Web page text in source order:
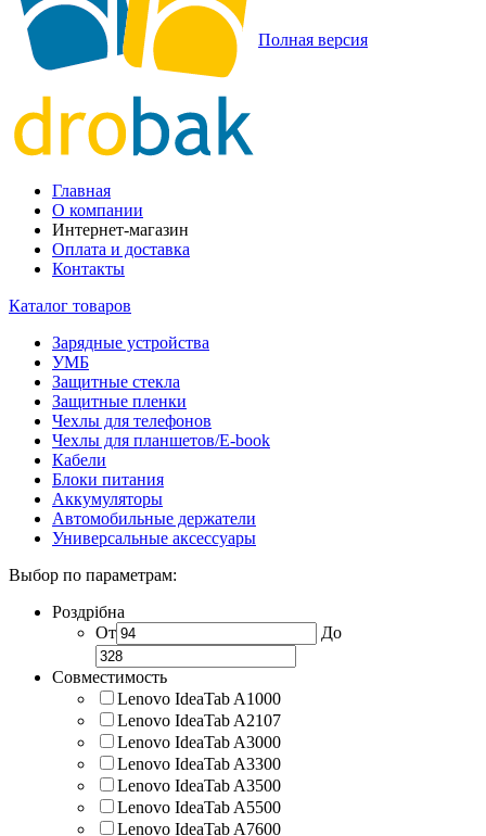
Полная версия
Главная
О компании
Интернет-магазин
Оплата и доставка
Контакты
Каталог товаров
Зарядные устройства
УМБ
Защитные стекла
Защитные пленки
Чехлы для телефонов
Чехлы для планшетов/E-book
Кабели
Блоки питания
Аккумуляторы
Автомобильные держатели
Универсальные аксессуары
Выбор по параметрам:
Роздрібна
От
До
Совместимость
Lenovo IdeaTab A1000
Lenovo IdeaTab A2107
Lenovo IdeaTab A3000
Lenovo IdeaTab A3300
Lenovo IdeaTab A3500
Lenovo IdeaTab A5500
Lenovo IdeaTab A7600